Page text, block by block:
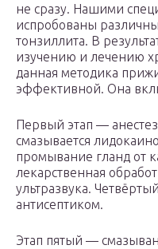
не сразу. Нашими
испробованы
тонзиллита. В
изучению и лечению
данная методика
эффективной. Она
Первый этап —
смазывается
промывание гланд от
лекарственная
ультразвука.
антисептиком.
Этап пятый —